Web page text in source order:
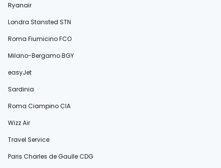
Ryanair
Londra Stansted STN
Roma Fiumicino FCO
Milano-Bergamo BGY
easyJet
Sardinia
Roma Ciampino CIA
Wizz Air
Travel Service
Paris Charles de Gaulle CDG